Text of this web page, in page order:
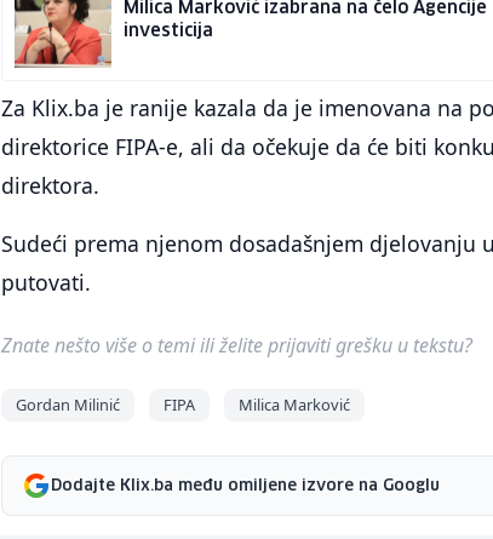
Milica Marković izabrana na čelo
investicija
Za Klix.ba je ranije kazala da je imenovana na
direktorice FIPA-e, ali da očekuje da će biti
direktora.
Sudeći prema njenom dosadašnjem djelovanju
putovati.
Znate nešto više o temi ili želite prijaviti grešku u tekstu?
Gordan Milinić FIPA Milica Marković
Dodajte Klix.ba među omiljene izvore na Googlu